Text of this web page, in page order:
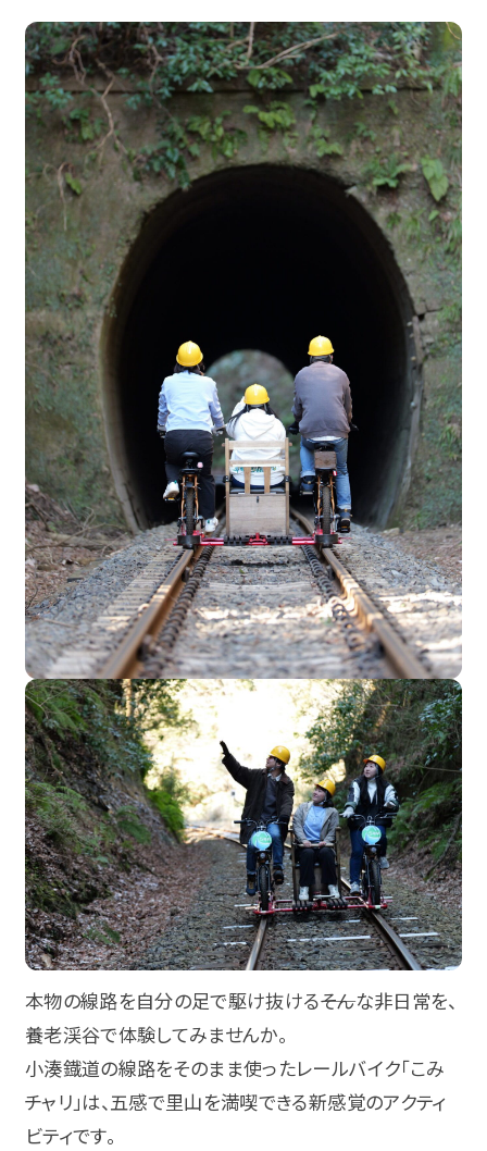
本物の線路を自分の足で駆け抜ける――そんな非日常を、
養老渓谷で体験してみませんか。
小湊鐡道の線路をそのまま使ったレールバイク「こみ
チャリ」は、五感で里山を満喫できる新感覚のアクティ
ビティです。